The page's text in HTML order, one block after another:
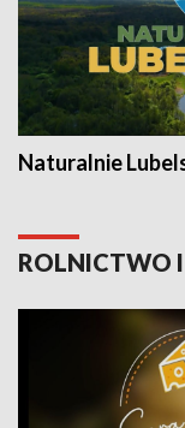
Naturalnie
ROLNICTWO